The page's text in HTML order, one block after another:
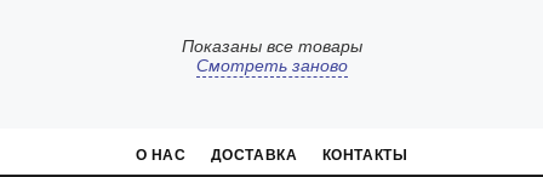
Показаны все товары
Смотреть заново
О НАС ДОСТАВКА КОНТАКТЫ